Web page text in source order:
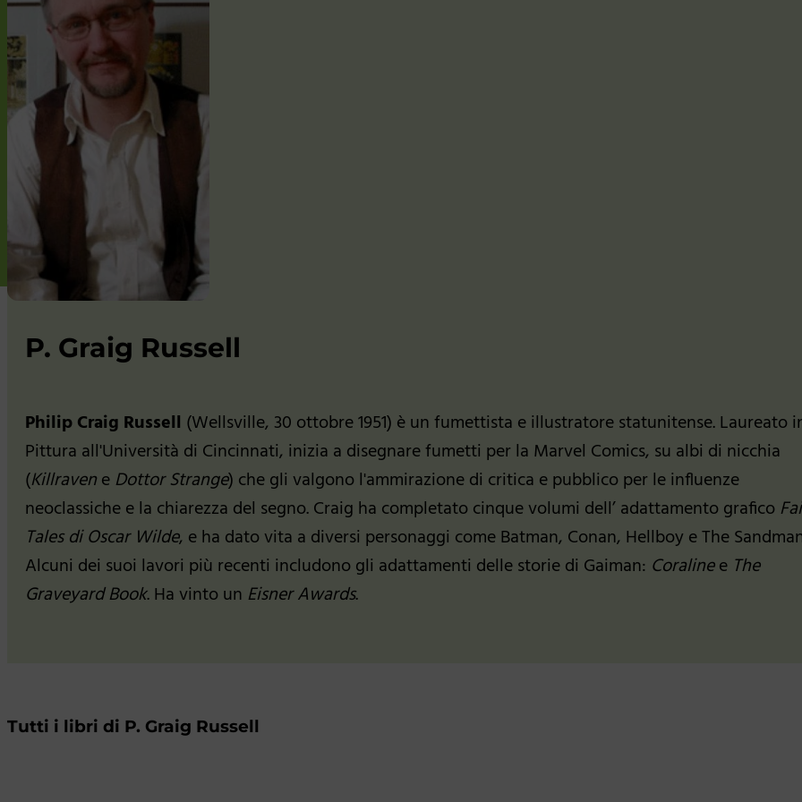
P. Graig Russell
Philip Craig Russell (Wellsville, 30 ottobre 1951) è un fumettista e illustratore statunitense. Laureato
Pittura all'Università di Cincinnati, inizia a disegnare fumetti per la Marvel Comics, su albi di nicchia
(KillraveneDottor Strange) che gli valgono l'ammirazione di critica e pubblico per le influenze
neoclassiche e la chiarezza del segno. Craig ha completato cinque volumi dell’ adattamento grafico
Tales di Oscar Wilde, e ha dato vita a diversi personaggi come Batman, Conan, Hellboy e The
Alcuni dei suoi lavori più recenti includono gli adattamenti delle storie di Gaiman: Coralinee The
Graveyard Book. Ha vinto un Eisner Awards.
Tutti i libri di P. Graig Russell